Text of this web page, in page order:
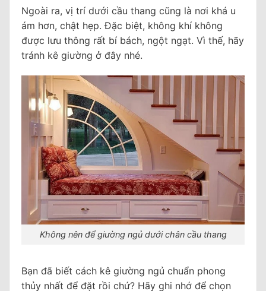
Ngoài ra, vị trí dưới cầu thang cũng là nơi khá u
ám hơn, chật hẹp. Đặc biệt, không khí không
được lưu thông rất bí bách, ngột ngạt. Vì thế, hãy
tránh kê giường ở đây nhé.
Không nên để giường ngủ dưới chân cầu thang
Bạn đã biết cách kê giường ngủ chuẩn phong
thủy nhất để đặt rồi chứ? Hãy ghi nhớ để chọn